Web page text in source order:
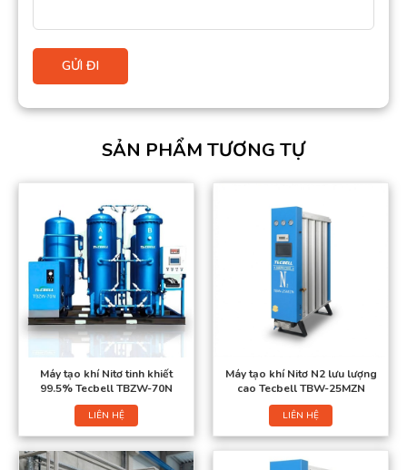
SẢN PHẨM TƯƠNG TỰ
Máy tạo khí Nitơ tinh khiết
99.5% Tecbell TBZW-70N
LIÊN HỆ
Máy tạo khí Nitơ N2 lưu lượng
cao Tecbell TBW-25MZN
LIÊN HỆ